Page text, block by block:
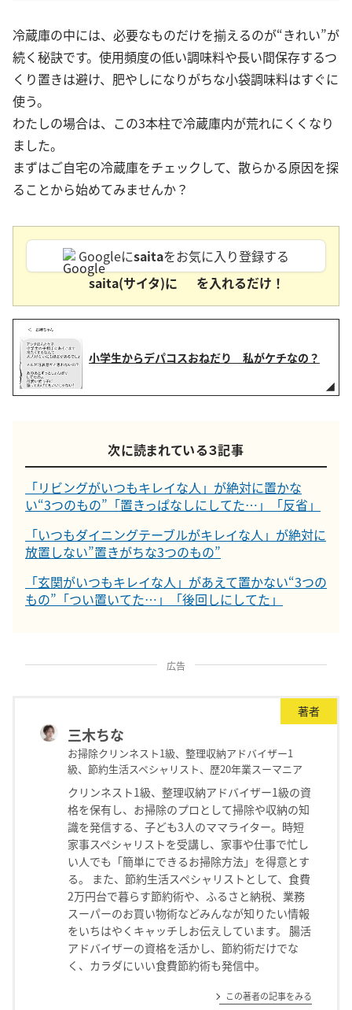
冷蔵庫の中には、必要なものだけを揃えるのが“きれい”が
続く秘訣です。使用頻度の低い調味料や長い間保存するつ
くり置きは避け、肥やしになりがちな小袋調味料はすぐに
使う。
わたしの場合は、この3本柱で冷蔵庫内が荒れにくくなり
ました。
まずはご自宅の冷蔵庫をチェックして、散らかる原因を探
ることから始めてみませんか？
Googleにsaitaをお気に入り登録する
saita(サイタ)に
を入れるだけ！
小学生からデパコスおねだり 私がケチなの？
次に読まれている３記事
「リビングがいつもキレイな人」が絶対に置かな
い“3つのもの”「置きっぱなしにしてた…」「反省」
「いつもダイニングテーブルがキレイな人」が絶対に
放置しない”置きがちな3つのもの”
「玄関がいつもキレイな人」があえて置かない“3つの
もの”「つい置いてた…」「後回しにしてた」
広告
著者
三木ちな
お掃除クリンネスト1級、整理収納アドバイザー1
級、節約生活スペシャリスト、歴20年業スーマニア
クリンネスト1級、整理収納アドバイザー1級の資
格を保有し、お掃除のプロとして掃除や収納の知
識を発信する、子ども3人のママライター。時短
家事スペシャリストを受講し、家事や仕事で忙し
い人でも「簡単にできるお掃除方法」を得意とす
る。 また、節約生活スペシャリストとして、食費
2万円台で暮らす節約術や、ふるさと納税、業務
スーパーのお買い物術などみんなが知りたい情報
をいちはやくキャッチしお伝えしています。 腸活
アドバイザーの資格を活かし、節約術だけでな
く、カラダにいい食費節約術も発信中。
この著者の記事をみる